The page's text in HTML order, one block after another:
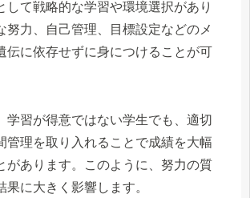
して戦略的な学習や環境選択があり
努力、自己管理、目標設定などのメ
伝に依存せずに身につけることが可
学習が得意ではない学生でも、適切
管理を取り入れることで成績を大幅
があります。このように、努力の質
果に大きく影響します。